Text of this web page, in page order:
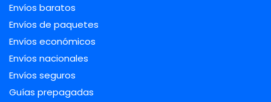
Envíos baratos
Envíos de paquetes
Envíos económicos
Envíos nacionales
Envíos seguros
Guías prepagadas